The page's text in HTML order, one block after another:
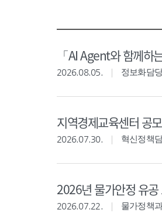
「AI Agent와 함께하
2026.08.05. 정보화담
지역경제교육센터 공모
2026.07.30. 혁신정책
2026년 물가안정 유
2026.07.22. 물가정책과